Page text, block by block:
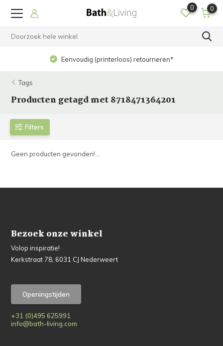
0 0
Eenvoudig (printerloos) retourneren*
Tags
Producten getagd met 8718471364201
Filters
Geen producten gevonden!...
Bezoek onze winkel
Volop inspiratie!
Kerkstraat 78, 6031 CJ Nederweert
Openingstijden
+31 (0)495 625991
info@bath-living.com